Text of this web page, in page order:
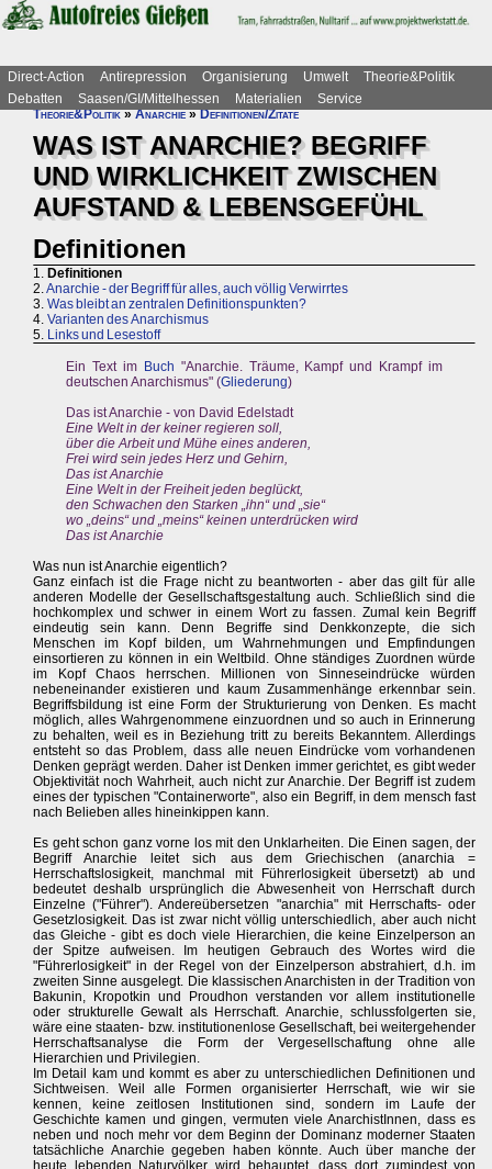
Direct-Action Antirepression Organisierung Umwelt
Theorie&Politik
Debatten
Saasen/GI/Mittelhessen Materialien
Service
Theorie&Politik»Anarchie»Definitionen/Zitate
WAS IST ANARCHIE? BEGRIFF
UND WIRKLICHKEIT ZWISCHEN
AUFSTAND & LEBENSGEFÜHL
Definitionen
1. Definitionen
2.Anarchie - der Begriff für alles, auch völlig Verwirrtes
3. Was bleibt an zentralen Definitionspunkten?
4. Varianten des Anarchismus
5. Links und Lesestoff
Ein Text im Buch "Anarchie. Träume, Kampf und Krampf im
deutschen Anarchismus" (Gliederung)
Das ist Anarchie - von David Edelstadt
Eine Welt in der keiner regieren soll,
über die Arbeit und Mühe eines anderen,
Frei wird sein jedes Herz und Gehirn,
Das ist Anarchie
Eine Welt in der Freiheit jeden beglückt,
den Schwachen den Starken „ihn“ und „sie“
wo „deins“ und „meins“ keinen unterdrücken wird
Das ist Anarchie
Was nun ist Anarchie eigentlich?
Ganz einfach ist die Frage nicht zu beantworten - aber das gilt für alle
anderen Modelle der Gesellschaftsgestaltung auch. Schließlich sind die
hochkomplex und schwer in einem Wort zu fassen. Zumal kein Begriff
eindeutig sein kann. Denn Begriffe sind Denkkonzepte, die sich
Menschen im Kopf bilden, um Wahrnehmungen und Empfindungen
einsortieren zu können in ein Weltbild. Ohne ständiges Zuordnen würde
im Kopf Chaos herrschen. Millionen von Sinneseindrücke würden
nebeneinander existieren und kaum Zusammenhänge erkennbar sein.
Begriffsbildung ist eine Form der Strukturierung von Denken. Es macht
möglich, alles Wahrgenommene einzuordnen und so auch in Erinnerung
zu behalten, weil es in Beziehung tritt zu bereits Bekanntem. Allerdings
entsteht so das Problem, dass alle neuen Eindrücke vom vorhandenen
Denken geprägt werden. Daher ist Denken immer gerichtet, es gibt weder
Objektivität noch Wahrheit, auch nicht zur Anarchie. Der Begriff ist zudem
eines der typischen "Containerworte", also ein Begriff, in dem mensch fast
nach Belieben alles hineinkippen kann.
Es geht schon ganz vorne los mit den Unklarheiten. Die Einen sagen, der
Begriff Anarchie leitet sich aus dem Griechischen (anarchia =
Herrschaftslosigkeit, manchmal mit Führerlosigkeit übersetzt) ab und
bedeutet deshalb ursprünglich die Abwesenheit von Herrschaft durch
Einzelne ("Führer"). Andereübersetzen "anarchia" mit Herrschafts- oder
Gesetzlosigkeit. Das ist zwar nicht völlig unterschiedlich, aber auch nicht
das Gleiche - gibt es doch viele Hierarchien, die keine Einzelperson an
der Spitze aufweisen. Im heutigen Gebrauch des Wortes wird die
"Führerlosigkeit" in der Regel von der Einzelperson abstrahiert, d.h. im
zweiten Sinne ausgelegt. Die klassischen Anarchisten in der Tradition von
Bakunin, Kropotkin und Proudhon verstanden vor allem institutionelle
oder strukturelle Gewalt als Herrschaft. Anarchie, schlussfolgerten sie,
wäre eine staaten- bzw. institutionenlose Gesellschaft, bei weitergehender
Herrschaftsanalyse die Form der Vergesellschaftung ohne alle
Hierarchien und Privilegien.
Im Detail kam und kommt es aber zu unterschiedlichen Definitionen und
Sichtweisen. Weil alle Formen organisierter Herrschaft, wie wir sie
kennen, keine zeitlosen Institutionen sind, sondern im Laufe der
Geschichte kamen und gingen, vermuten viele AnarchistInnen, dass es
neben und noch mehr vor dem Beginn der Dominanz moderner Staaten
tatsächliche Anarchie gegeben haben könnte. Auch über manche der